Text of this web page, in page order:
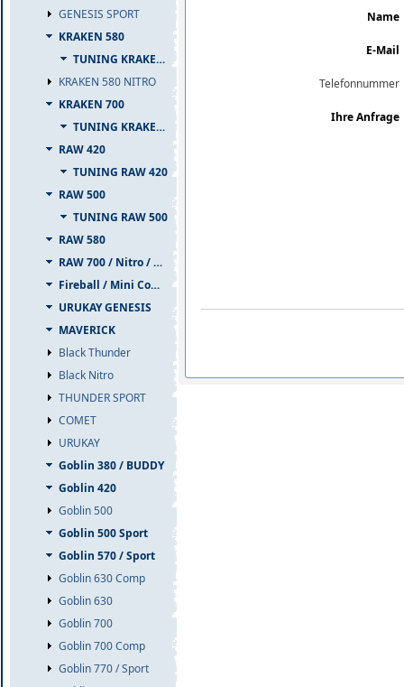
GENESIS SPORT
KRAKEN 580
TUNING KRAKEN 580
KRAKEN 580 NITRO
KRAKEN 700
TUNING KRAKEN 700
RAW 420
TUNING RAW 420
RAW 500
TUNING RAW 500
RAW 580
RAW 700 / Nitro / PIUMA
Fireball / Mini Comet
URUKAY GENESIS
MAVERICK
Black Thunder
Black Nitro
THUNDER SPORT
COMET
URUKAY
Goblin 380 / BUDDY
Goblin 420
Goblin 500
Goblin 500 Sport
Goblin 570 / Sport
Goblin 630 Comp
Goblin 630
Goblin 700
Goblin 700 Comp
Goblin 770 / Sport
Name
E-Mail
Telefonnummer
Ihre Anfrage